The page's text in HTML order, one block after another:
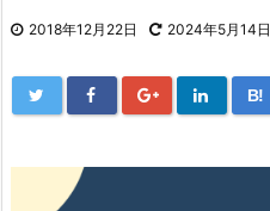
2018年12月22日 2024年5月14日
B!